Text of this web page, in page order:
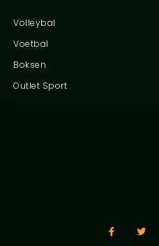
Volleybal
Voetbal
Boksen
Outlet Sport